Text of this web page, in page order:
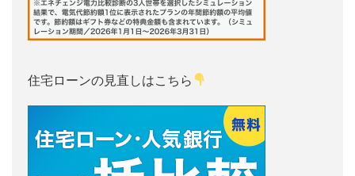
住宅ローンの見直しはこちら